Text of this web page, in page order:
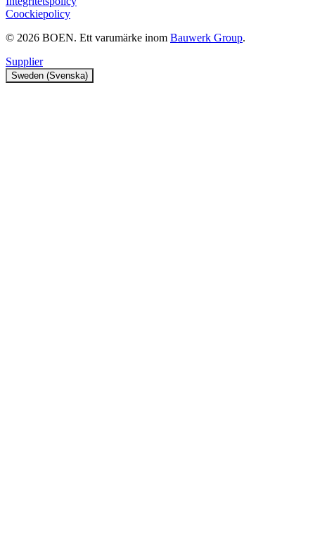
Coockiepolicy
© 2026 BOEN. Ett varumärke inom Bauwerk Group.
Supplier
Sweden (Svenska)